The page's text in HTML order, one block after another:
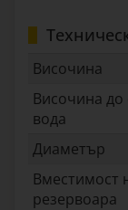
Височина
Височина до
вода
Диаметър
Вместимост
резервоара